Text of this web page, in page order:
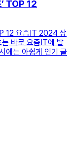
TOP 12
12 요즘IT 2024 상
바로 요즘IT에 발
에는 아쉽게 인기 글